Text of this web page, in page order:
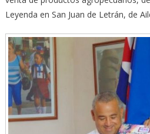
Leyenda en San Juan de Letrán, de